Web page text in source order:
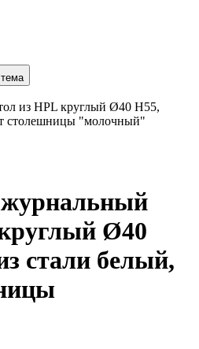
из HPL круглый Ø40 H55,
столешницы "молочный"
Ø40
стали белый,